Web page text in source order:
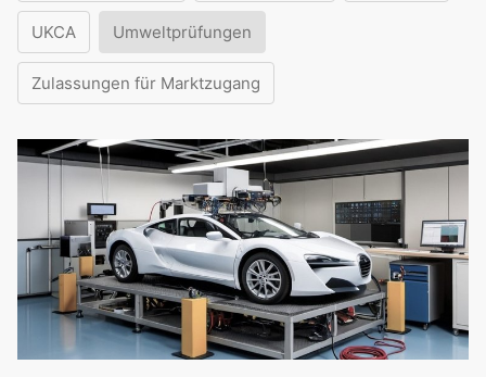
UKCA Umweltprüfungen
Zulassungen für Marktzugang